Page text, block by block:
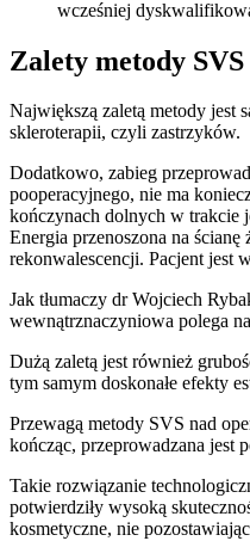
wcześniej
Zalety metody SVS
Największą zaletą metody jest
skleroterapii, czyli zastrzyków.
Dodatkowo, zabieg
pooperacyjnego, nie ma
kończynach dolnych w trakcie
Energia przenoszona na
rekonwalescencji. Pacjent jest
Jak tłumaczy dr Wojciech
wewnątrznaczyniowa polega
Dużą zaletą jest również
tym samym doskonałe efekty
Przewagą metody SVS nad
kończąc, przeprowadzana jest
Takie rozwiązanie
potwierdziły wysoką
kosmetyczne, nie